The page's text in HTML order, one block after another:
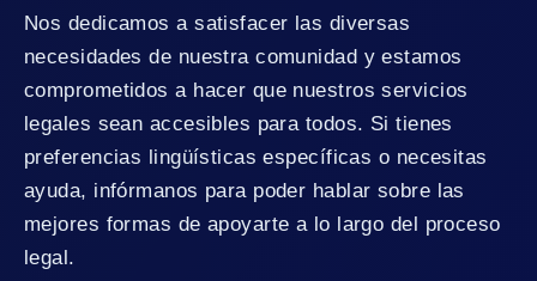
Nos dedicamos a satisfacer las diversas
necesidades de nuestra comunidad y estamos
comprometidos a hacer que nuestros servicios
legales sean accesibles para todos. Si tienes
preferencias lingüísticas específicas o necesitas
ayuda, infórmanos para poder hablar sobre las
mejores formas de apoyarte a lo largo del proceso
legal.